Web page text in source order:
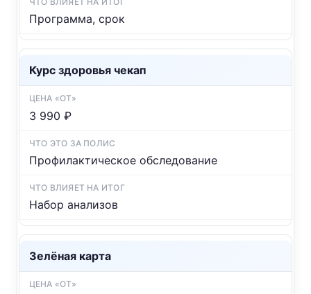
Программа, срок
Курс здоровья чекап
3 990 ₽
Профилактическое обследование
Набор анализов
Зелёная карта